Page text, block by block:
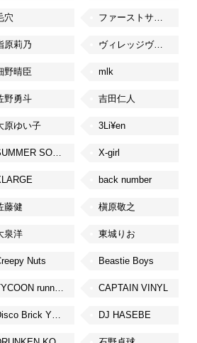
穴 ファーストサマーウイカ
原莉乃 ヴィレッジヴァンガード
野晴臣 mlk
野勇斗 吉田仁人
原ゆい子 3Li¥en
SUMMER SONIC X-girl
back number
藤健 槇原敬之
泉洋 東城りお
Nuts Beastie Boys
TYCOON running CAPTAIN VINYL
Disco Brick YOKOHAMA DJ HASEBE